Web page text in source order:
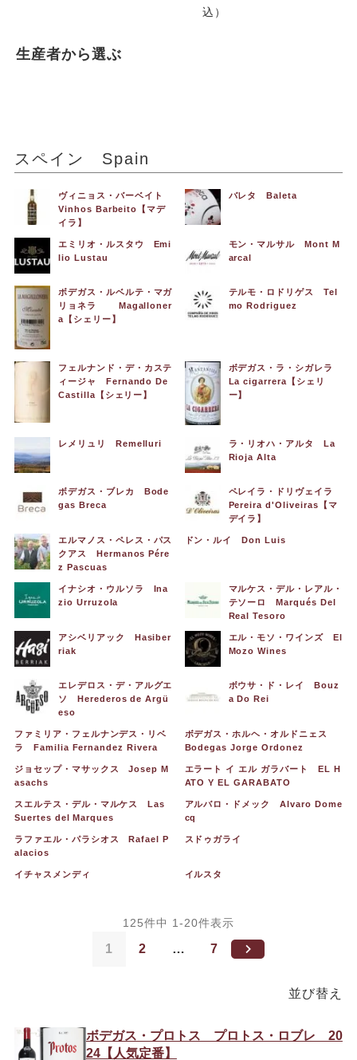
込）
生産者から選ぶ
スペイン Spain
ヴィニョス・バーベイト
Vinhos Barbeito【マデ
イラ】
バレタ Baleta
エミリオ・ルスタウ Emi
lio Lustau
モン・マルサル Mont M
arcal
ボデガス・ルベルテ・マガ
リョネラ Magalloner
a【シェリー】
テルモ・ロドリゲス Tel
mo Rodriguez
フェルナンド・デ・カステ
ィージャ Fernando De
Castilla【シェリー】
ボデガス・ラ・シガレラ
La cigarrera【シェリ
ー】
レメリュリ Remelluri
ラ・リオハ・アルタ La
Rioja Alta
ボデガス・ブレカ Bode
gas Breca
ペレイラ・ドリヴェイラ
Pereira d'Oliveiras【マ
デイラ】
エルマノス・ペレス・パス
クアス Hermanos Pére
z Pascuas
ドン・ルイ Don Luis
イナシオ・ウルソラ Ina
zio Urruzola
マルケス・デル・レアル・
テソーロ Marqués Del
Real Tesoro
アシベリアック Hasiber
riak
エル・モソ・ワインズ El
Mozo Wines
エレデロス・デ・アルグエ
ソ Herederos de Argü
eso
ボウサ・ド・レイ Bouz
a Do Rei
ファミリア・フェルナンデス・リベ
ラ Familia Fernandez Rivera
ボデガス・ホルヘ・オルドニェス
Bodegas Jorge Ordonez
ジョセップ・マサックス Josep M
asachs
エラート イ エル ガラバート EL H
ATO Y EL GARABATO
スエルテス・デル・マルケス Las
Suertes del Marques
アルバロ・ドメック Alvaro Dome
cq
ラファエル・パラシオス Rafael P
alacios
スドゥガライ
イチャスメンディ イルスタ
並び替え
125件中 1 -20件表示
1 2 … 7
ボデガス・プロトス プロトス・ロブレ 20
24【人気定番】